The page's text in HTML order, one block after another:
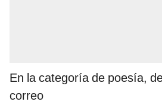
En la categoría de poesía,
correo